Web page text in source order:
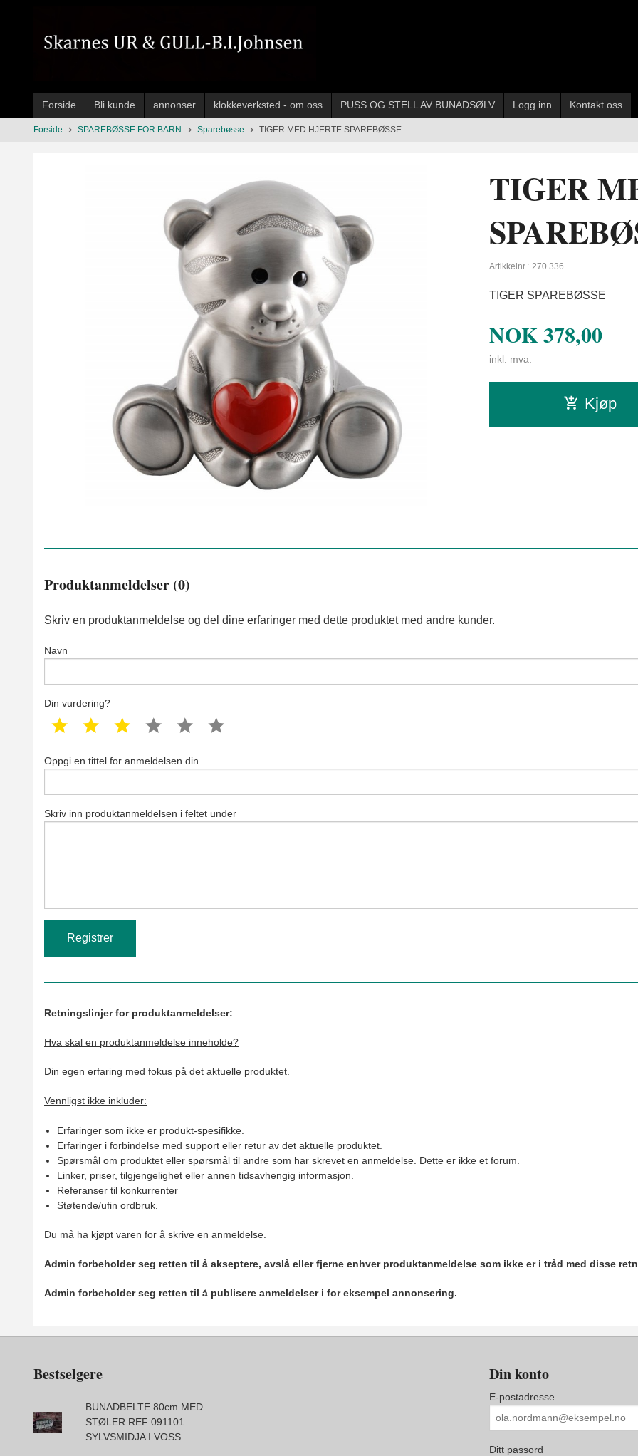
innholdet
Forside Bli kunde annonser klokkeverksted - om oss PUSS OG STELL AV BUNADSØLV Logg inn Kontakt oss
Forside SPAREBØSSE FOR BARN Sparebøsse TIGER MED HJERTE SPAREBØSSE
TIGER
Artikkelnr.: 270 336
TIGER SPAREBØSSE
NOK378,00
inkl. mva.
Kjøp
Produktanmeldelser (0)
Skriv en produktanmeldelse og del dine erfaringer med dette produktet med andre kunder.
Navn
Din vurdering?
1 star 2 star 3 star 4 star 5 star
Oppgi en tittel for anmeldelsen din
Skriv inn produktanmeldelsen i feltet under
Retningslinjer for produktanmeldelser:
Hva skal en produktanmeldelse inneholde?
Din egen erfaring med fokus på det aktuelle produktet.
Vennligst ikke inkluder:
Erfaringer som ikke er produkt-spesifikke.
Erfaringer i forbindelse med support eller retur av det aktuelle produktet.
Spørsmål om produktet eller spørsmål til andre som har skrevet en anmeldelse. Dette er ikke et forum.
Linker, priser, tilgjengelighet eller annen tidsavhengig informasjon.
Referanser til konkurrenter
Støtende/ufin ordbruk.
Du må ha kjøpt varen for å skrive en anmeldelse.
Admin forbeholder seg retten til å akseptere, avslå eller fjerne enhver produktanmeldelse som ikke er i tråd med disse
Admin forbeholder seg retten til å publisere anmeldelser i for eksempel annonsering.
Bestselgere
BUNADBELTE 80cm MED
STØLER REF 091101
SYLVSMIDJA I VOSS
Din konto
E-postadresse
Ditt passord